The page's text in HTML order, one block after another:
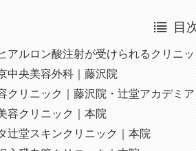
目
アルロン酸注射が受けられるクリニ
中央美容外科｜藤沢院
クリニック｜藤沢院・辻堂アカデミア
容クリニック｜本院
辻堂スキンクリニック｜本院